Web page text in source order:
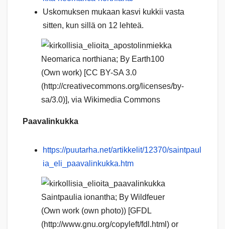
Uskomuksen mukaan kasvi kukkii vasta
sitten, kun sillä on 12 lehteä.
Neomarica northiana; By Earth100
(Own work) [CC BY-SA 3.0
(http://creativecommons.org/licenses/by-
sa/3.0)], via Wikimedia Commons
Paavalinkukka
https://puutarha.net/artikkelit/12370/saintpaul
ia_eli_paavalinkukka.htm
Saintpaulia ionantha; By Wildfeuer
(Own work (own photo)) [GFDL
(http://www.gnu.org/copyleft/fdl.html) or